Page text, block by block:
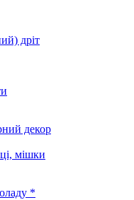
дріт
декор
мішки
*